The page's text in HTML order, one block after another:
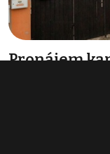
Pronájem